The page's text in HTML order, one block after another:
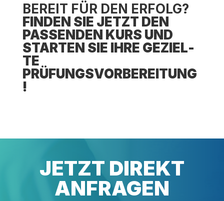
BEREIT FÜR DEN ERFOLG?
FIN­DEN SIE JETZT DEN
PAS­SEN­DEN KURS UND
STAR­TEN SIE IHRE GEZIEL­
TE
PRÜFUNGSVORBEREITUNG
!
JETZT DIREKT
ANFRAGEN